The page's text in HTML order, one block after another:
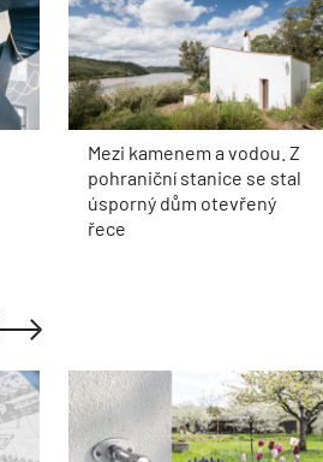
Mezi kamenem a vodou. Z
pohraniční stanice se stal
úsporný dům otevřený
řece